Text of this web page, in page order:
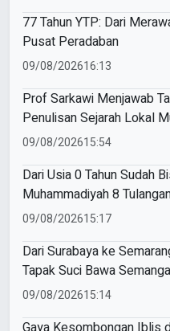
77 Tahun YTP: Dari
Pusat Peradaban
09/08/202616:13
Prof Sarkawi Menjawab
Penulisan Sejarah Lokal
09/08/202615:54
Dari Usia 0 Tahun Sudah
Muhammadiyah 8
SPMB
09/08/202615:17
Dari Surabaya ke
Tapak Suci Bawa
di Muktamar XVI
09/08/202615:14